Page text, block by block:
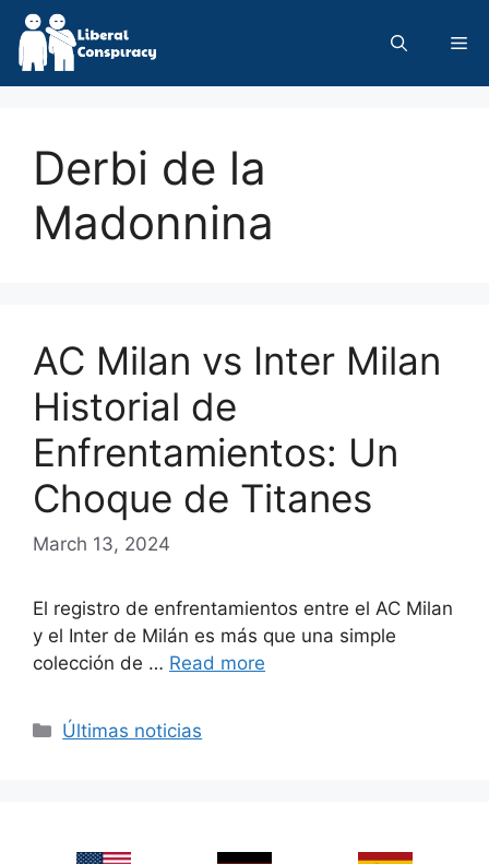
Skip
content
Derbi de la
Madonnina
AC Milan vs Inter Milan
Historial de
Enfrentamientos: Un
Choque de Titanes
March 13, 2024
El registro de enfrentamientos entre el AC Milan
y el Inter de Milán es más que una simple
colección de … Read more
Categories
Últimas noticias